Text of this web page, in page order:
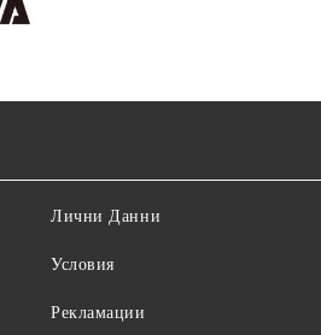
Лични Данни
Условия
Рекламации